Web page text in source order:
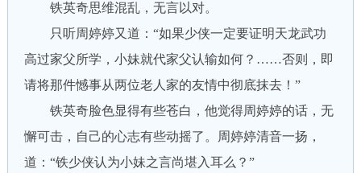
铁英奇思维混乱，无言以对。
只听周婷婷又道：“如果少侠一定要证明天龙武功
高过家父所学，小妹就代家父认输如何？……否则，即
请将那件憾事从两位老人家的友情中彻底抹去！”
铁英奇脸色显得有些苍白，他觉得周婷婷的话，无
懈可击，自己的心志有些动摇了。周婷婷清音一扬，
道：“铁少侠认为小妹之言尚堪入耳么？”